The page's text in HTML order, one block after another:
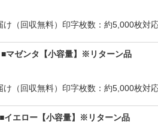
（回収無料）印字枚数：約5,000枚
マゼンタ【小容量】※リターン品
（回収無料）印字枚数：約5,000枚
イエロー【小容量】※リターン品